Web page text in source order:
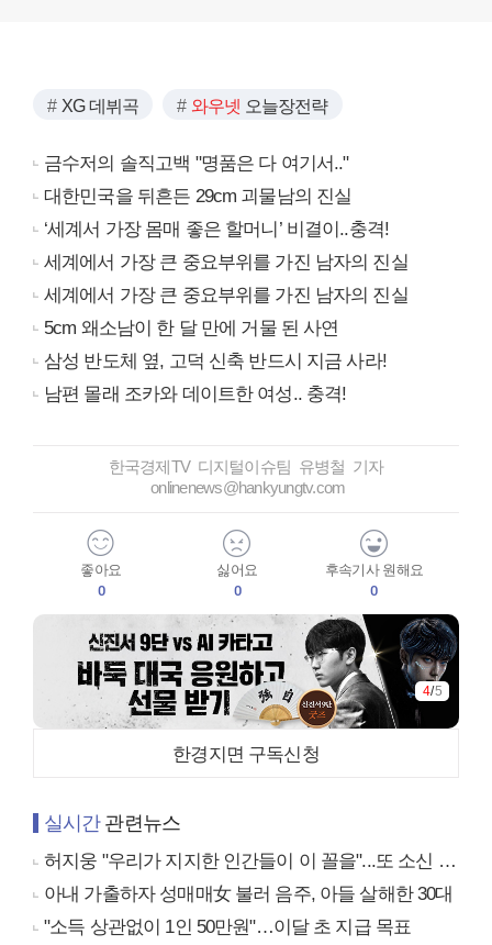
XG 데뷔곡 와우넷 오늘장전략
금수저의 솔직고백 "명품은 다 여기서.."
대한민국을 뒤흔든 29cm 괴물남의 진실
‘세계서 가장 몸매 좋은 할머니’ 비결이..충격!
세계에서 가장 큰 중요부위를 가진 남자의 진실
세계에서 가장 큰 중요부위를 가진 남자의 진실
5cm 왜소남이 한 달 만에 거물 된 사연
삼성 반도체 옆, 고덕 신축 반드시 지금 사라!
남편 몰래 조카와 데이트한 여성.. 충격!
한국경제TV 디지털이슈팀 유병철 기자
onlinenews@hankyungtv.com
좋아요
0
싫어요
0
후속기사 원해요
0
4/5
한경지면 구독신청
실시간관련뉴스
허지웅 "우리가 지지한 인간들이 이 꼴을"...또 소신 발언
아내 가출하자 성매매女 불러 음주, 아들 살해한 30대
"소득 상관없이 1인 50만원"…이달 초 지급 목표